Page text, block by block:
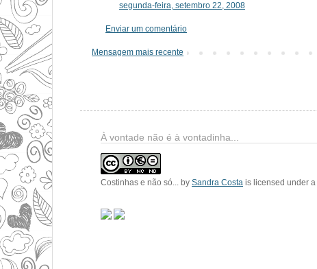
segunda-feira, setembro 22, 2008
Enviar um comentário
Mensagem mais recente
À vontade não é à vontadinha...
Costinhas e não só... by Sandra Costa is licensed under a